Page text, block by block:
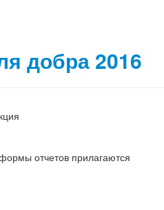
добра 2016
отчетов прилагаются